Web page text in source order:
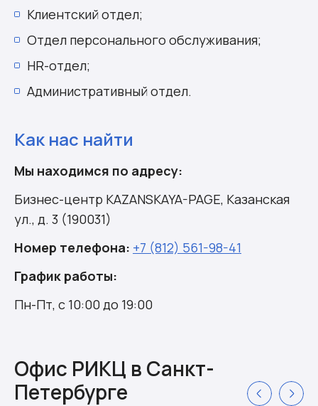
Клиентский отдел;
Отдел персонального обслуживания;
HR-отдел;
Административный отдел.
Как нас найти
Мы находимся по адресу:
Бизнес-центр KAZANSKAYA-PAGE, Казанская
ул., д. 3 (190031)
Номер телефона: +7 (812) 561-98-41
График работы:
Пн-Пт, с 10:00 до 19:00
Офис РИКЦ в Санкт-
Петербурге